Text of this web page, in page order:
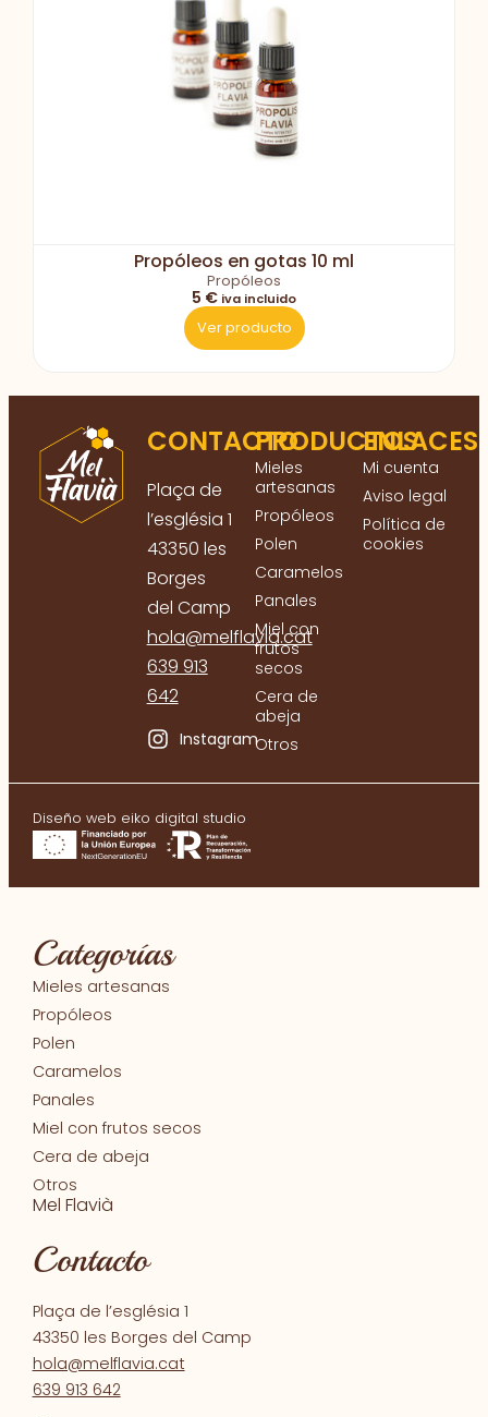
Propóleos en gotas 10 ml
Propóleos
5 € iva incluido
Ver producto
CONTACTO
Plaça de
l’església 1
43350 les
Borges
del Camp
hola@melflavia.cat
639 913
642
Instagram
PRODUCTOS
Mieles
artesanas
Propóleos
Polen
Caramelos
Panales
Miel con
frutos
secos
Cera de
abeja
Otros
ENLACES
Mi cuenta
Aviso legal
Política de
cookies
Diseño web eiko digital studio
Categorías
Mieles artesanas
Propóleos
Polen
Caramelos
Panales
Miel con frutos secos
Cera de abeja
Otros
Mel Flavià
Contacto
Plaça de l’església 1
43350 les Borges del Camp
hola@melflavia.cat
639 913 642